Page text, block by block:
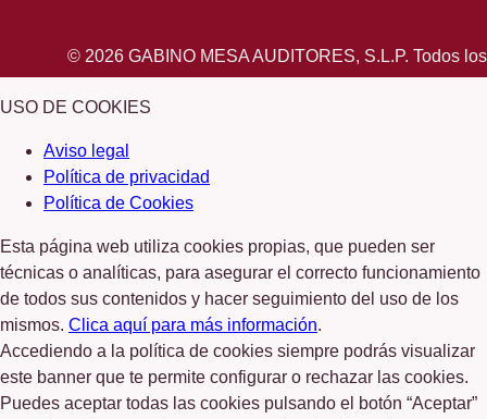
© 2026 GABINO MESA AUDITORES, S.L.P. Todos los
USO DE COOKIES
Aviso legal
Política de privacidad
Política de Cookies
Esta página web utiliza cookies propias, que pueden ser
técnicas o analíticas, para asegurar el correcto funcionamiento
de todos sus contenidos y hacer seguimiento del uso de los
mismos. Clica aquí para más información.
Accediendo a la política de cookies siempre podrás visualizar
este banner que te permite configurar o rechazar las cookies.
Puedes aceptar todas las cookies pulsando el botón “Aceptar”